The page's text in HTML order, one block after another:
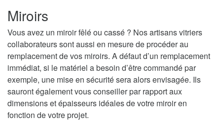
Miroirs
Vous avez un miroir fêlé ou cassé ? Nos artisans vitriers
collaborateurs sont aussi en mesure de procéder au
remplacement de vos miroirs. A défaut d’un remplacement
immédiat, si le matériel a besoin d’être commandé par
exemple, une mise en sécurité sera alors envisagée. Ils
sauront également vous conseiller par rapport aux
dimensions et épaisseurs idéales de votre miroir en
fonction de votre projet.